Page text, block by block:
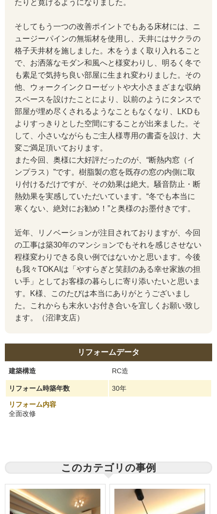
たりと寛げるようになりました。
そしてもう一つの改善ポイントでもある床材には、ニ
ュージーパインの無垢材を使用し、天井にはサクラの
格子天井材を施しました。木をうまく取り入れること
で、お洒落なモダン和風へと様変わりし、明るく冬で
も素足で気持ち良い部屋に生まれ変わりました。その
他、ウォークインクローゼットや大小さまざまな収納
スペースを設けたことにより、以前のようにタンスで
部屋が埋め尽くされるようなこともなくなり、LKDも
よりすっきりとした空間にすることが出来ました。そ
して、小さいながらもご主人様専用の書斎を設け、大
変ご満足頂いております。
また今回、奥様に大好評だったのが、“断熱内窓（イ
ンプラス）”です。樹脂製の窓を既存の窓の内側に取
り付けるだけですが、その効果は絶大。騒音防止・断
熱効果を実感していただいています。“冬でも本当に
寒くない、絶対にお勧め！”と奥様のお墨付きです。
近年、リノベーションが注目されておりますが、今回
の工事は築30年のマンションでもそれを感じさせない
程様変わりできる良い例ではないかと思います。今後
も我々TOKAIは「やすらぎと笑顔のある幸せ家族の担
い手」としてお客様の暮らしに寄り添いたいと思いま
す。K様、このたびは本当にありがとうございまし
た。これからも末永いお付き合いを宜しくお願い致し
ます。（沼津支店）
リフォームデータ
建築構造 RC造
リフォーム時築年数 30年
リフォーム内容
全面改修
このカテゴリの事例